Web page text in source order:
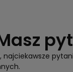
najciekawsze